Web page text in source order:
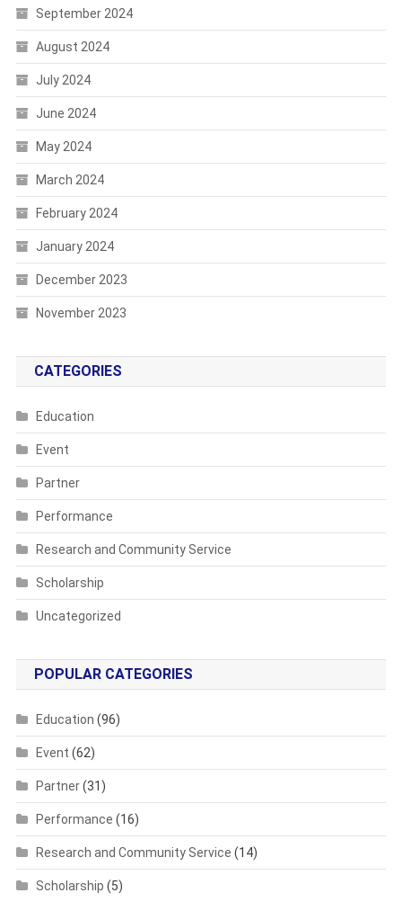
September 2024
August 2024
July 2024
June 2024
May 2024
March 2024
February 2024
January 2024
December 2023
November 2023
CATEGORIES
Education
Event
Partner
Performance
Research and Community Service
Scholarship
Uncategorized
POPULAR CATEGORIES
Education (96)
Event (62)
Partner(31)
Performance (16)
Research and Community Service (14)
Scholarship (5)